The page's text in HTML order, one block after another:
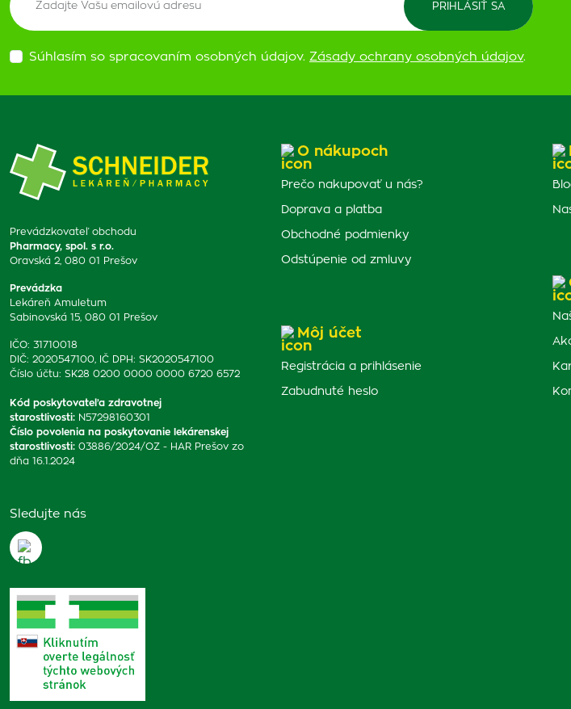
Súhlasím so spracovaním osobných údajov. Zásady ochrany osobných údajov.
Prevádzkovateľ obchodu
Pharmacy, spol. s r.o.
Oravská 2, 080 01 Prešov
Prevádzka
Lekáreň Amuletum
Sabinovská 15, 080 01 Prešov
IČO: 31710018
DIČ: 2020547100, IČ DPH: SK2020547100
Číslo účtu: SK28 0200 0000 0000 6720 6572
Kód poskytovateľa zdravotnej
starostlivosti: N57298160301
Číslo povolenia na poskytovanie lekárenskej
starostlivosti: 03886/2024/OZ - HAR Prešov zo
dňa 16.1.2024
Sledujte nás
O nákupoch
Prečo nakupovať u nás?
Doprava a platba
Obchodné podmienky
Odstúpenie od zmluvy
Môj účet
Registrácia a prihlásenie
Zabudnuté heslo